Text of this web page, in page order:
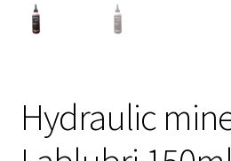
Hydraulic